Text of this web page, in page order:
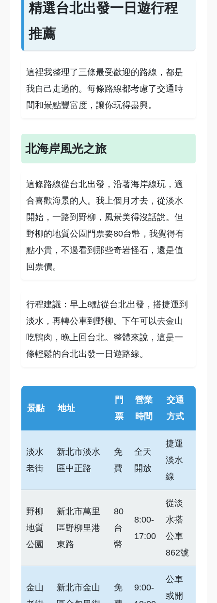
精選台北出發一日遊行程
推薦
這裡我整理了三條最受歡迎的路線，都是
我自己走過的。每條路線都考慮了交通時
間和景點豐富度，讓你玩得盡興。
北海岸風光之旅
這條路線從台北出發，沿著海岸線玩，適
合喜歡海景的人。我上個月才去，從淡水
開始，一路到野柳，風景美得沒話說。但
野柳的地質公園門票要80台幣，我覺得有
點小貴，不過看到那些奇岩怪石，還是值
回票價。
行程建議：早上8點從台北出發，搭捷運到
淡水，再轉公車到野柳。下午可以去金山
吃鴨肉，晚上回台北。整體來說，這是一
條輕鬆的台北出發一日遊路線。
景點 地址
門
票
營業
時間
交通
方式
淡水
老街
新北市淡水
區中正路
免
費
全天
開放
捷運
淡水
線
野柳
地質
公園
新北市萬里
區野柳里港
東路
80
台
幣
8:00-
17:00
從淡
水搭
公車
862號
金山
新北市金山
免
9:00-
公車
或開